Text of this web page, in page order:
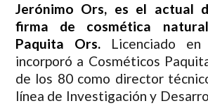
Jerónimo Ors, es el actual
firma de cosmética
Paquita Ors.Licenciado en
incorporó a Cosméticos
de los 80 como director
línea de Investigación y